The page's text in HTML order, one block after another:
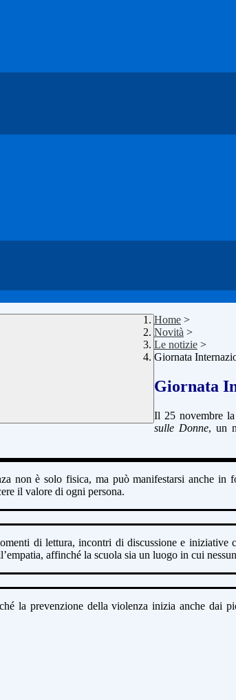
Home >
Novità >
Le notizie >
Giornata
Giornata
Il 25 novembre la
sulle Donne, un
non è solo fisica, ma può manifestarsi anche
il valore di ogni persona.
di lettura, incontri di discussione e iniziative
affinché la scuola sia un luogo in cui
la prevenzione della violenza inizia anche dai